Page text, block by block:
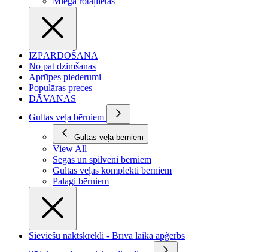
IZPĀRDOŠANA
No pat dzimšanas
Aprūpes piederumi
Populāras preces
DĀVANAS
Gultas veļa bērniem
Gultas veļa bērniem
View All
Segas un spilveni bērniem
Gultas veļas komplekti bērniem
Palagi bērniem
Sieviešu naktskrekli - Brīvā laika apģērbs